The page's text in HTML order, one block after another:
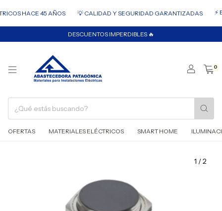
HACE 45 AÑOS 💡 CALIDAD Y SEGURIDAD GARANTIZADAS ⚡
DESCUENTOS IMPERDIBLES 🔥
0
OFERTAS MATERIALES ELÉCTRICOS SMART HOME
1 /2